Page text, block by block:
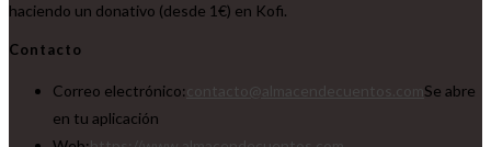
haciendo un donativo (desde 1€) en Kofi.
Contacto
Correo electrónico:
Se abre
en tu aplicación